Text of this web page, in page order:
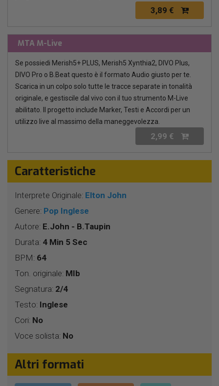
3,89 €
MTA M-Live
Se possiedi Merish5+ PLUS, Merish5 Xynthia2, DIVO Plus,
DIVO Pro o B.Beat questo è il formato Audio giusto per te.
Scarica in un colpo solo tutte le tracce separate in tonalità
originale, e gestiscile dal vivo con il tuo strumento M-Live
abilitato. Il progetto include Marker, Testi e Accordi per un
utilizzo live al massimo della maneggevolezza.
2,99 €
Caratteristiche
Interprete Originale: Elton John
Genere: Pop Inglese
Autore: E.John - B.Taupin
Durata: 4 Min 5 Sec
BPM: 64
Ton. originale: MIb
Segnatura: 2/4
Testo: Inglese
Cori: No
Voce solista: No
Altri formati